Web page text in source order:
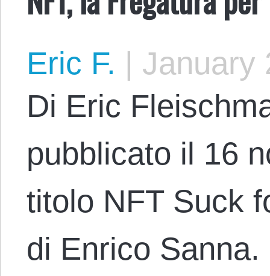
Eric F. | January
Di Eric
pubblicato il 16
titolo NFT Suck
di Enrico